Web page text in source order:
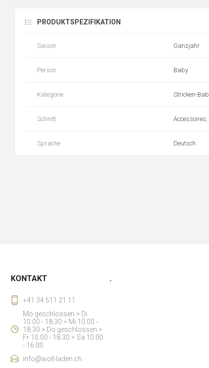
PRODUKTSPEZIFIKATION
Saison Ganzjahr
Person Baby
Kategorie Stricken-
Schnitt Accessoires,
Sprache Deutsch
KONTAKT
+41 34 511 21 11
Mo geschlossen > Di
10.00 - 18.30 > Mi 10.00 -
18.30 > Do geschlossen >
Fr 10.00 - 18.30 > Sa 10.00
- 16.00
info@woll-laden.ch
.